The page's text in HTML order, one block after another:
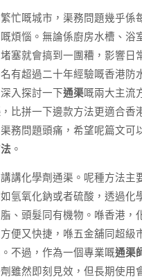
忙嘅城市，渠務問題幾乎係
煩惱。無論係廚房水槽、浴
塞就會搞到一團糟，影響日
有超過二十年經驗嘅香港防
入探討一下通渠嘅兩大主流
，比拼一下邊款方法更適合香
務問題頭痛，希望呢篇文可
。
講化學劑通渠。呢種方法主
氫氧化鈉或者硫酸，透過化
、頭髮同有機物。喺香港，
便又快捷，喺五金舖同超級
不過，作為一個專業嘅通渠
雖然即刻見效，但長期使用